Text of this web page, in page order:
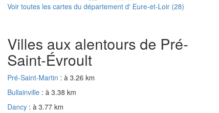
Voir toutes les cartes du département d' Eure-et-Loir (28)
Villes aux alentours de Pré-
Saint-Évroult
Pré-Saint-Martin : à 3.26 km
Bullainville : à 3.38 km
Dancy : à 3.77 km